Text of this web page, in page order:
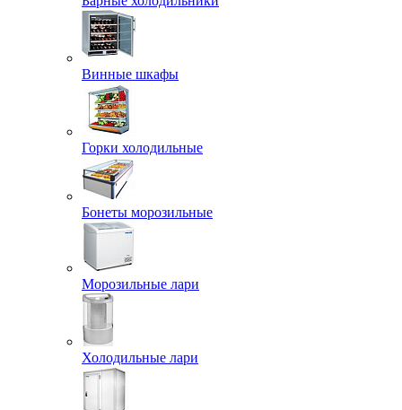
Винные шкафы
Горки холодильные
Бонеты морозильные
Морозильные лари
Холодильные лари